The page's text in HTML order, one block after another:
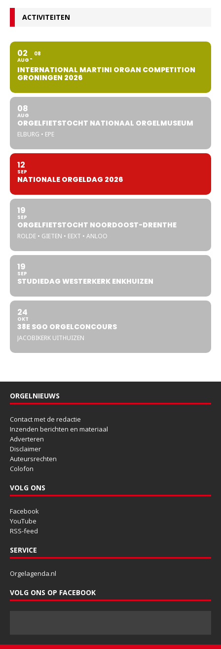
ACTIVITEITEN
02
AUG
08
INTERNATIONAL MARTINI ORGAN COMPETITION
GRONINGEN 2026
08
AUG
ORGELFIETSTOCHT NATIONAAL ORGELMUSEUM
ELBURG • EPE
12
SEP
NATIONALE ORGELDAG 2026
19
SEP
ORGELFIETSTOCHT NOORDOOST-DRENTHE
ROLDE • GIETEN • EEXT • ANLOO
19
SEP
STUDIEDAG WESTERKERK ENKHUIZEN
24
OKT
38E SGO ORGELCONCOURS
JACOBIKERK UITHUIZEN
ORGELNIEUWS
Contact met de redactie
Inzenden berichten en materiaal
Adverteren
Disclaimer
Auteursrechten
Colofon
VOLG ONS
Facebook
YouTube
RSS-feed
SERVICE
Orgelagenda.nl
VOLG ONS OP FACEBOOK